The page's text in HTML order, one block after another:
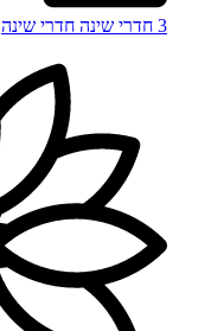
3 חדרי שינה חדרי שינה